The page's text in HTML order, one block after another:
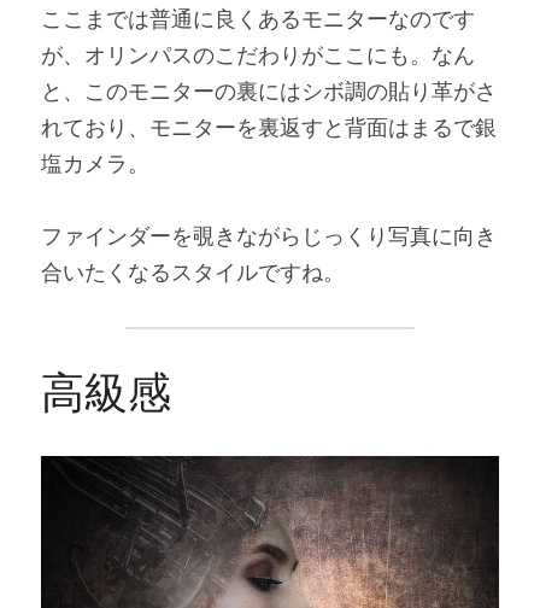
ここまでは普通に良くあるモニターなのです
が、オリンパスのこだわりがここにも。なん
と、このモニターの裏にはシボ調の貼り革がさ
れており、モニターを裏返すと背面はまるで銀
塩カメラ。
ファインダーを覗きながらじっくり写真に向き
合いたくなるスタイルですね。
高級感